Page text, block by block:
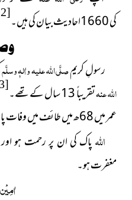
کی 1660احادیث بیان کی ہیں۔
رسولِ کریمصلَّی اللہ علیہ واٰلہٖ وسلَّم
اللہ عنہتقریباً 13 سال کے تھے۔
عمر میں 68ھ میں طائف میں وفات پائی۔
اللہپاک کی ان پر رحمت
مغفرت ہو۔